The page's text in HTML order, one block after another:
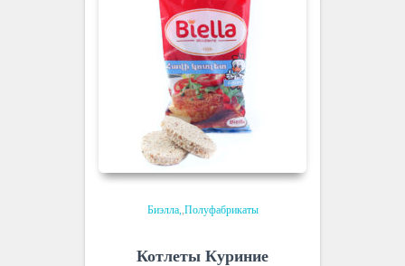
Биэлла ,Полуфабрикаты
Котлеты Куриние